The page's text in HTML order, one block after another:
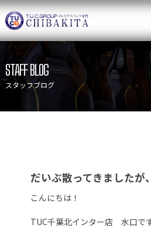
TUCグル
ニュース
目玉車両一覧
保証＆サービス
STAFF BLOG
スタッフブログ
だいぶ散ってきましたが、
こんにちは！
TUC千葉北インター店 水口です